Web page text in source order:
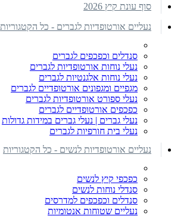
סוף עונת קיץ 2026
נעליים אורטופדיות לגברים - כל הקטגוריות
סנדלים וכפכפים לגברים
נעלי נוחות אורטופדיות לגברים
נעלי נוחות אלגנטיות לגברים
מגפיים ומגפונים אורטופדיים לגברים
נעלי ספורט אורטופדיות לגברים
כפכפים אורטופדיים לגברים
נעלי גברים | נעלי גברים במידות גדולות
נעלי בית חורפיות לגברים
נעליים אורטופדיות לנשים - כל הקטגוריות
כפכפי קיץ לנשים
סנדלי נוחות לנשים
סנדלים וכפכפים למדרסים
נעליים שטוחות אנטומיות